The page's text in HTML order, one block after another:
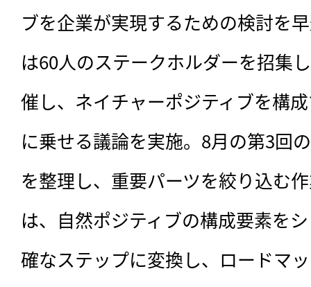
ブを企業が実現するための検討を
は60人のステークホルダーを招集
催し、ネイチャーポジティブを構
に乗せる議論を実施。8月の第3回
を整理し、重要パーツを絞り込む
は、自然ポジティブの構成要素を
確なステップに変換し、ロードマ